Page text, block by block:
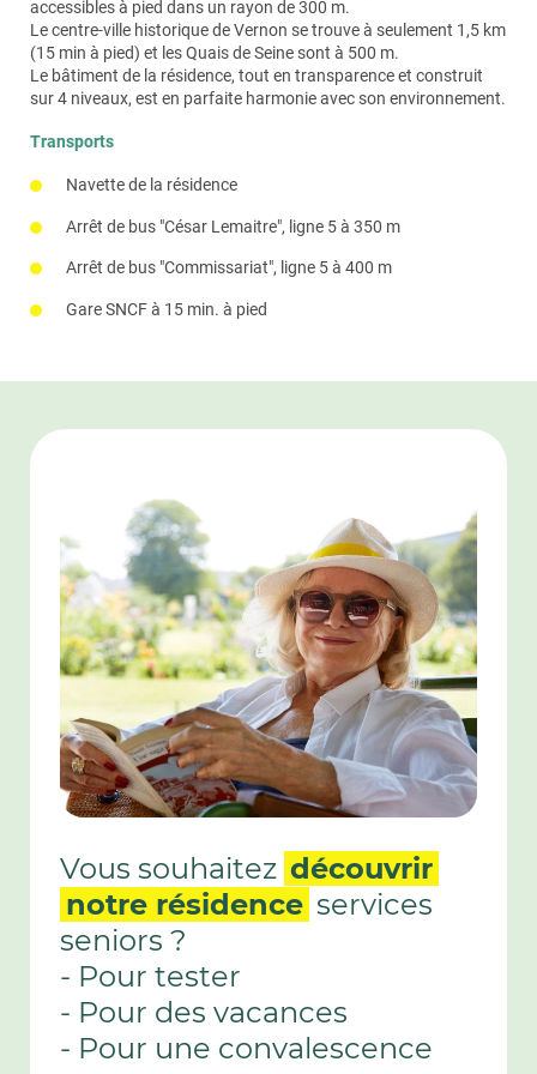
N’hésitez pas à interroger l’équipe sur le planning
d’activité !
Certaines animations peuvent être payantes et
nécessitent une réservation.
50% du montant total des factures et pouvant aller
jusqu’à 12 000 €/an. L’activité de service à la personne
est déclarée auprès de la DREETS.
d’accéder aux informations clés de la résidence,
d’envoyer un message à l’accueil, de retrouver le
programme d’activité et le menu hebdomadaire du
restaurant mais aussi de télécharger des photos
également accessible aux familles.
accessibles à pied dans un rayon de 300 m.
Le centre-ville historique de Vernon se trouve à seulement 1,5 km
(15 min à pied) et les Quais de Seine sont à 500 m.
Le bâtiment de la résidence, tout en transparence et construit
sur 4 niveaux, est en parfaite harmonie avec son environnement.
Transports
Navette de la résidence
Arrêt de bus "César Lemaitre", ligne 5 à 350 m
Arrêt de bus "Commissariat", ligne 5 à 400 m
Gare SNCF à 15 min. à pied
Vous souhaitez découvrir
notre résidence services
seniors ?
- Pour tester
- Pour des vacances
- Pour une convalescence